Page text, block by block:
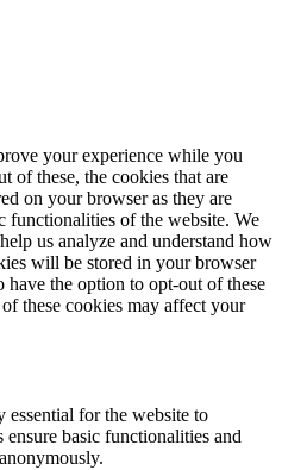
your experience while you
of these, the cookies that are
on your browser as they are
functionalities of the website. We
us analyze and understand how
will be stored in your browser
the option to opt-out of these
these cookies may affect your
essential for the website to
basic functionalities and